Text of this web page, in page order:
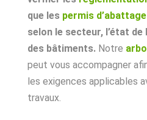
que les permis d’abattage
selon le secteur, l’état
des bâtiments.Notre
peut vous accompagner
les exigences applicables
travaux.